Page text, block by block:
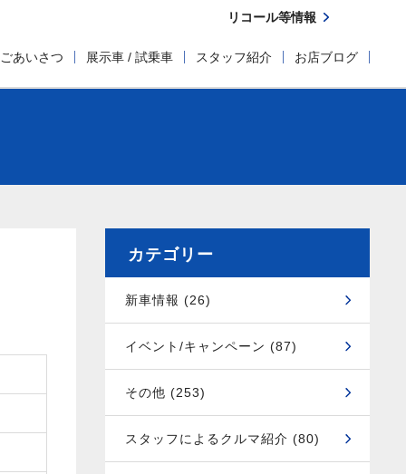
あいさつ 展示車 / 試乗車 スタッフ紹介 お店ブログ
リコール等情報
カテゴリー
新車情報 (26)
イベント/キャンペーン (87)
その他 (253)
スタッフによるクルマ紹介 (80)